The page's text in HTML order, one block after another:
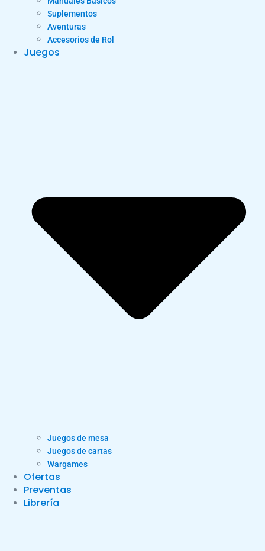
Suplementos
Aventuras
Accesorios de Rol
Juegos
Juegos de mesa
Juegos de cartas
Wargames
Ofertas
Preventas
Librería